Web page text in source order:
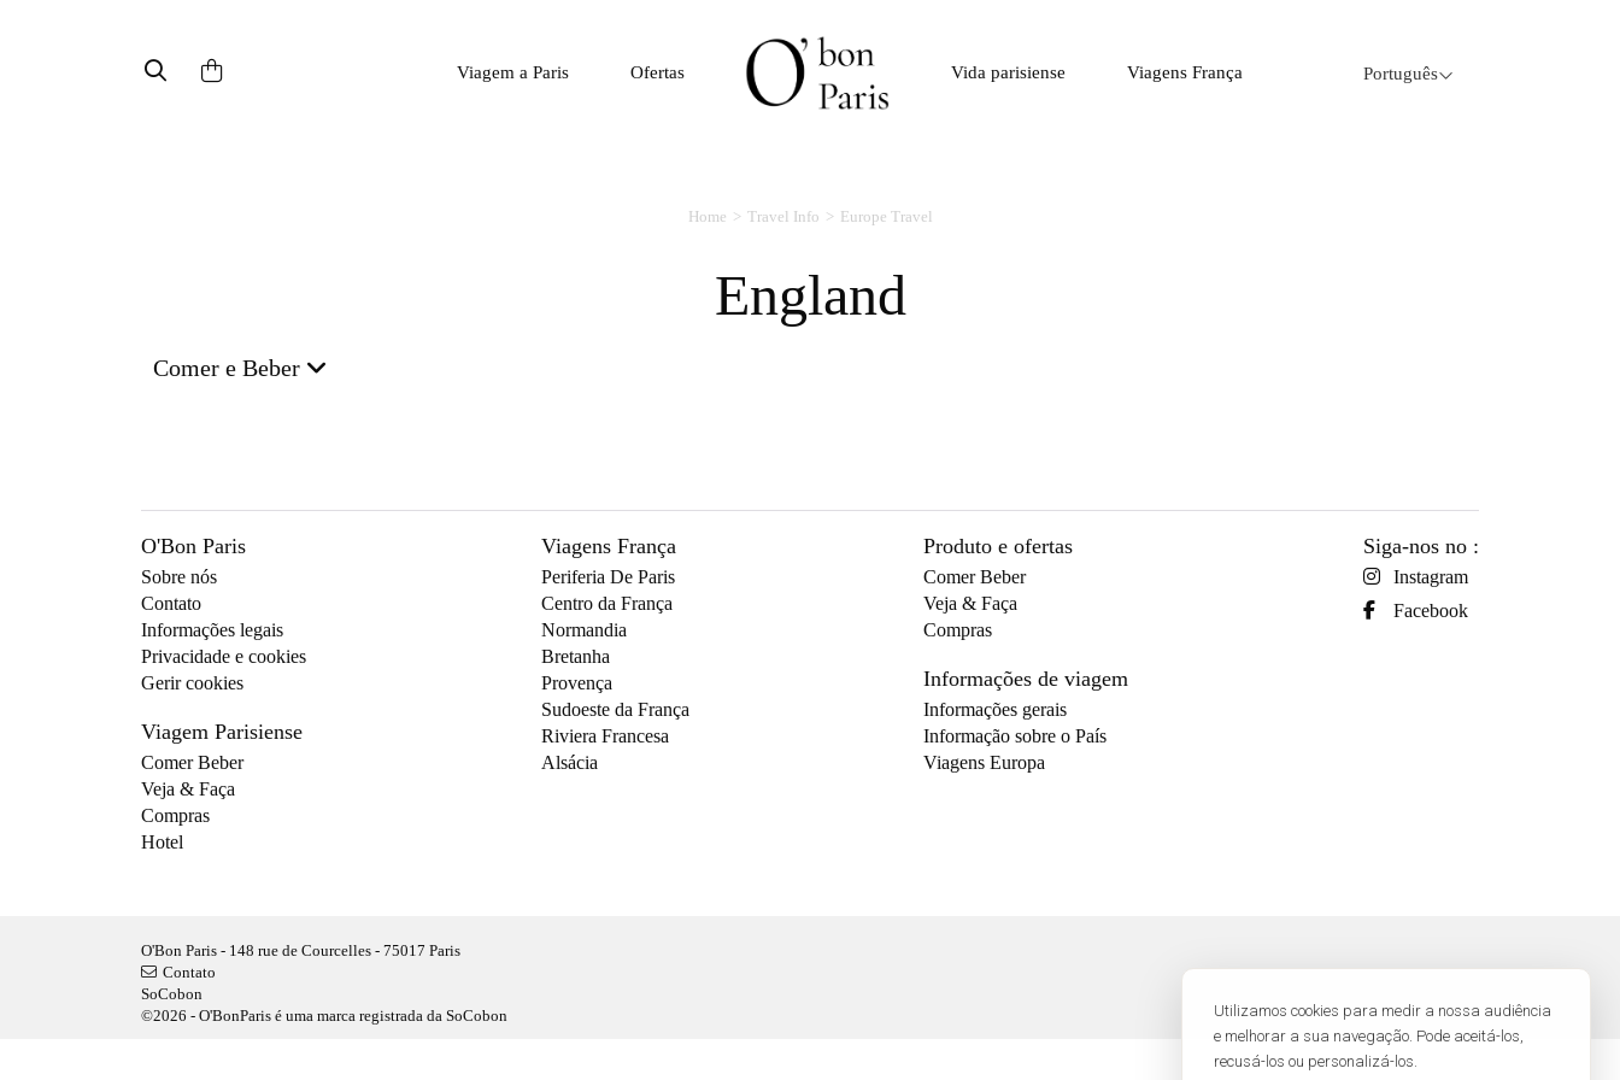
Utilizamos cookies para medir a nossa audiência
e melhorar a sua navegação. Pode aceitá-los,
recusá-los ou personalizá-los.
Viagem a Paris Ofertas Vida parisiense Viagens França Português
Home Travel Info Europe Travel
England
Comer e Beber
O'Bon Paris
Sobre nós
Contato
Informações legais
Privacidade e cookies
Gerir cookies
Viagem Parisiense
Comer Beber
Veja & Faça
Compras
Hotel
Viagens França
Periferia De Paris
Centro da França
Normandia
Bretanha
Provença
Sudoeste da França
Riviera Francesa
Alsácia
Produto e ofertas
Comer Beber
Veja & Faça
Compras
Informações de viagem
Informações gerais
Informação sobre o País
Viagens Europa
Siga-nos no :
Instagram
Facebook
O'Bon Paris - 148 rue de Courcelles - 75017 Paris
Contato
SoCobon
©2026 - O'BonParis é uma marca registrada da SoCobon